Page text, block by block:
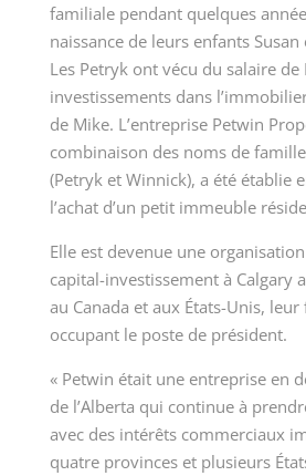
familiale pendant quelques
naissance de leurs enfants Susan
Les Petryk ont vécu du salaire
investissements dans
de Mike. L’entreprise Petwin
combinaison des noms de
(Petryk et Winnick), a été établie
l’achat d’un petit immeuble
Elle est devenue une
capital-investissement à Calgary
au Canada et aux États-Unis, leur
occupant le poste de président.
« Petwin était une entreprise en
de l’Alberta qui continue à
avec des intérêts commerciaux
quatre provinces et plusieurs